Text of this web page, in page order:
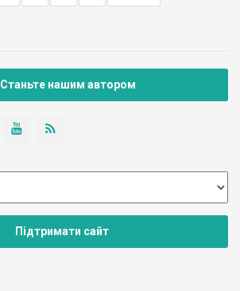
Станьте нашим автором
Підтримати сайт